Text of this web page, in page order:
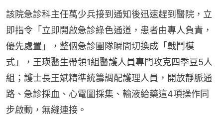
該院急診科主任萬少兵接到通知後迅速趕到醫院，立
即指令「立即開啟急診綠色通道，患者由專人負責，
優先處置」，整個急診團隊瞬間切換成「戰鬥模
式」，王瑛醫生帶領1組醫護人員專門攻克四季豆5人
組；護士長王斌精準統籌調配護理人員，開放靜脈通
路、急診採血、心電圖採集、輸液給藥這4項操作同
步啟動，無縫連接。